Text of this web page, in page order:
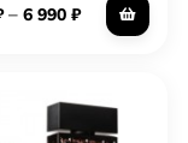
– 6 990 ₽